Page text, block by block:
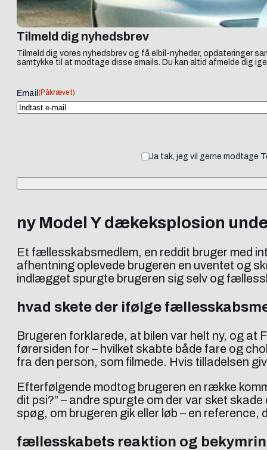
Tilmeld dig nyhedsbrev
Tilmeld dig vores nyhedsbrev og få elbil-nyheder, opdateringer
samtykke til at modtage disse emails. Du kan altid afmelde dig
Email (Påkrævet)
Ja tak, jeg vil gerne modtage
ny Model Y dækeksplosion
Et fællesskabsmedlem, en reddit bruger med
afhentning oplevede brugeren en uventet og
indlægget spurgte brugeren sig selv og
hvad skete der ifølge
Brugeren forklarede, at bilen var helt ny, og
førersiden for – hvilket skabte både fare og
fra den person, som filmede. Hvis tilladelsen
Efterfølgende modtog brugeren en række
dit psi?” – andre spurgte om der var sket
spøg, om brugeren gik eller løb – en
fællesskabets reaktion og